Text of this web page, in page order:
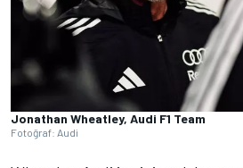
Jonathan Wheatley, Audi F1 Team
Fotoğraf: Audi